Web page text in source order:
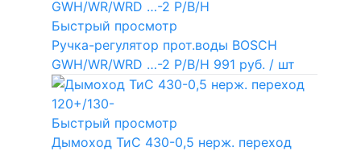
Быстрый просмотр
Ручка-регулятор прот.воды BOSCH
GWH/WR/WRD …-2 P/B/H 991 руб. / шт
Быстрый просмотр
Дымоход ТиС 430-0,5 нерж. переход